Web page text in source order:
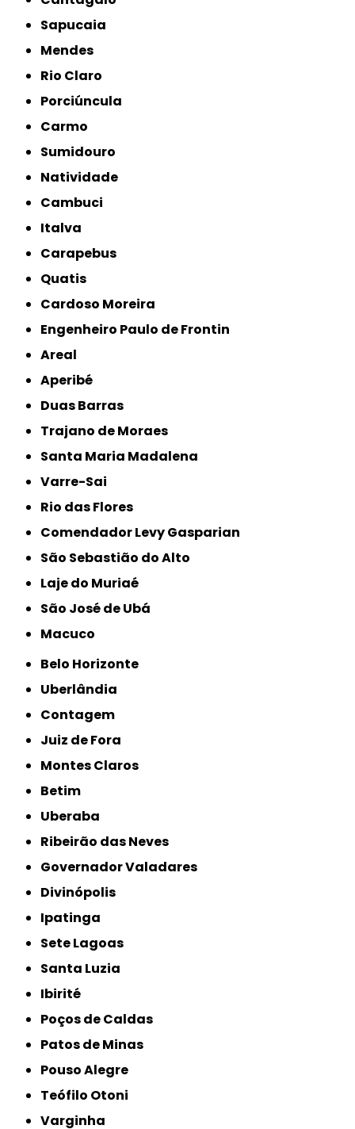
Sapucaia
Mendes
Rio Claro
Porciúncula
Carmo
Sumidouro
Natividade
Cambuci
Italva
Carapebus
Quatis
Cardoso Moreira
Engenheiro Paulo de Frontin
Areal
Aperibé
Duas Barras
Trajano de Moraes
Santa Maria Madalena
Varre-Sai
Rio das Flores
Comendador Levy Gasparian
São Sebastião do Alto
Laje do Muriaé
São José de Ubá
Macuco
Belo Horizonte
Uberlândia
Contagem
Juiz de Fora
Montes Claros
Betim
Uberaba
Ribeirão das Neves
Governador Valadares
Divinópolis
Ipatinga
Sete Lagoas
Santa Luzia
Ibirité
Poços de Caldas
Patos de Minas
Pouso Alegre
Teófilo Otoni
Varginha